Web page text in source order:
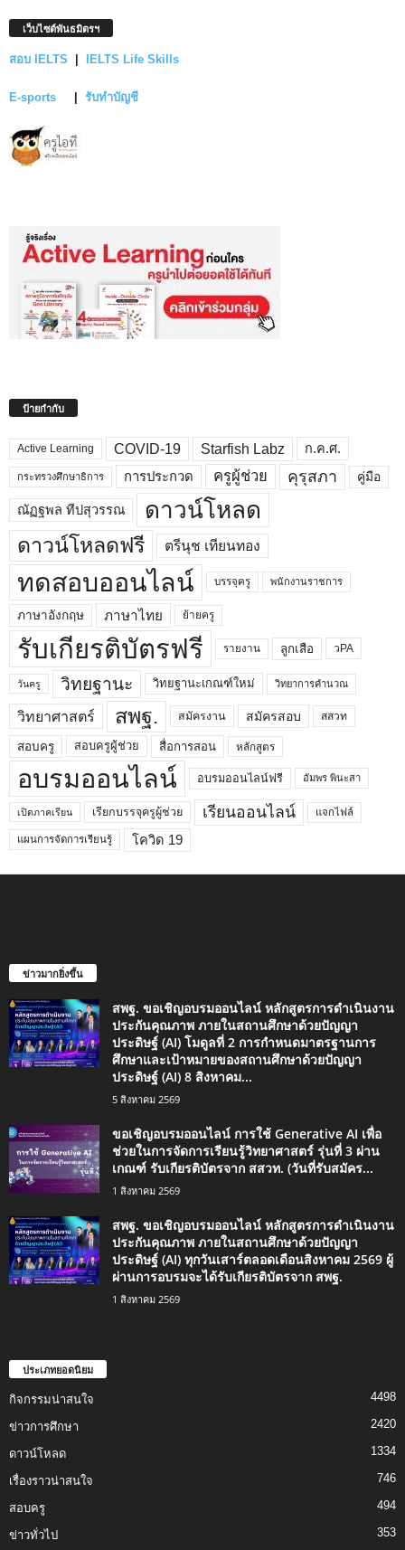
เว็บไซต์พันธมิตรฯ
สอบ IELTS | IELTS Life Skills
E-sports | รับทำบัญชี
ป้ายกำกับ
Active Learning COVID-19 Starfish Labz ก.ค.ศ.
กระทรวงศึกษาธิการ การประกวด ครูผู้ช่วย คุรุสภา คู่มือ
ณัฏฐพล ทีปสุวรรณ ดาวน์โหลด
ดาวน์โหลดฟรี ตรีนุช เทียนทอง
ทดสอบออนไลน์ บรรจุครู พนักงานราชการ
ภาษาอังกฤษ ภาษาไทย ย้ายครู
รับเกียรติบัตรฟรี รายงาน ลูกเสือ วPA
วันครู วิทยฐานะ วิทยฐานะเกณฑ์ใหม่ วิทยาการคำนวณ
วิทยาศาสตร์ สพฐ. สมัครงาน สมัครสอบ สสวท
สอบครู สอบครูผู้ช่วย สื่อการสอน หลักสูตร
อบรมออนไลน์ อบรมออนไลน์ฟรี อัมพร พินะสา
เปิดภาคเรียน เรียกบรรจุครูผู้ช่วย เรียนออนไลน์ แจกไฟล์
แผนการจัดการเรียนรู้ โควิด 19
ข่าวมากยิ่งขึ้น
สพฐ. ขอเชิญอบรมออนไลน์ หลักสูตรการดำเนินงาน
ประกันคุณภาพ ภายในสถานศึกษาด้วยปัญญา
ประดิษฐ์ (AI) โมดูลที่ 2 การกำหนดมาตรฐานการ
ศึกษาและเป้าหมายของสถานศึกษาด้วยปัญญา
ประดิษฐ์ (AI) 8 สิงหาคม...
5 สิงหาคม 2569
ขอเชิญอบรมออนไลน์ การใช้ Generative AI เพื่อ
ช่วยในการจัดการเรียนรู้วิทยาศาสตร์ รุ่นที่ 3 ผ่าน
เกณฑ์ รับเกียรติบัตรจาก สสวท. (วันที่รับสมัคร...
1 สิงหาคม 2569
สพฐ. ขอเชิญอบรมออนไลน์ หลักสูตรการดำเนินงาน
ประกันคุณภาพ ภายในสถานศึกษาด้วยปัญญา
ประดิษฐ์ (AI) ทุกวันเสาร์ตลอดเดือนสิงหาคม 2569 ผู้
ผ่านการอบรมจะได้รับเกียรติบัตรจาก สพฐ.
1 สิงหาคม 2569
ประเภทยอดนิยม
กิจกรรมน่าสนใจ 4498
ข่าวการศึกษา 2420
ดาวน์โหลด 1334
เรื่องราวน่าสนใจ 746
สอบครู 494
ข่าวทั่วไป 353